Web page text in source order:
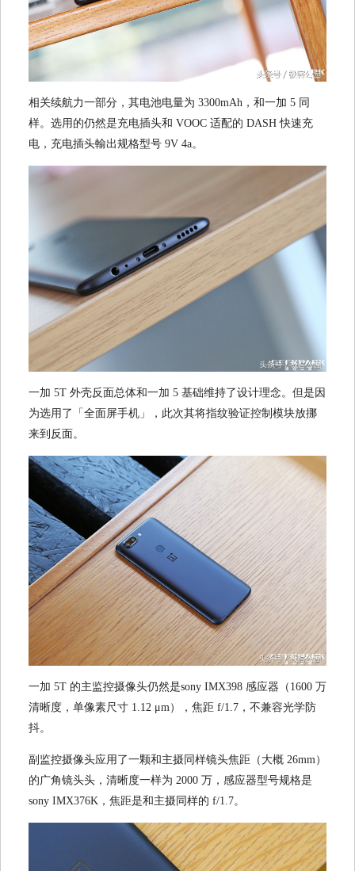
相关续航力一部分，其电池电量为 3300mAh，和一加 5 同
样。选用的仍然是充电插头和 VOOC 适配的 DASH 快速充
电，充电插头輸出规格型号 9V 4a。
一加 5T 外壳反面总体和一加 5 基础维持了设计理念。但是因
为选用了「全面屏手机」，此次其将指纹验证控制模块放挪
来到反面。
一加 5T 的主监控摄像头仍然是sony IMX398 感应器（1600 万
清晰度，单像素尺寸 1.12 μm），焦距 f/1.7，不兼容光学防
抖。
副监控摄像头应用了一颗和主摄同样镜头焦距（大概 26mm）
的广角镜头头，清晰度一样为 2000 万，感应器型号规格是
sony IMX376K，焦距是和主摄同样的 f/1.7。